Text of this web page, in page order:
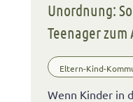
Unordnung:
Teenager
Eltern-Kind-
Wenn Kinder in